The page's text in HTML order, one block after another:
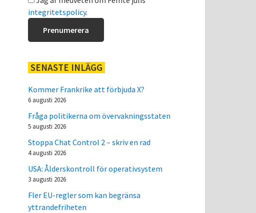
integritetspolicy.
SENASTE INLÄGG
Kommer Frankrike att förbjuda X?
6 augusti 2026
Fråga politikerna om övervakningsstaten
5 augusti 2026
Stoppa Chat Control 2 – skriv en rad
4 augusti 2026
USA: Ålderskontroll för operativsystem
3 augusti 2026
Fler EU-regler som kan begränsa
yttrandefriheten